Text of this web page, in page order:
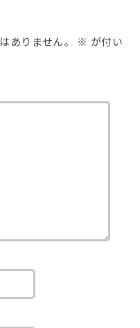
ありません。 ※ が付い